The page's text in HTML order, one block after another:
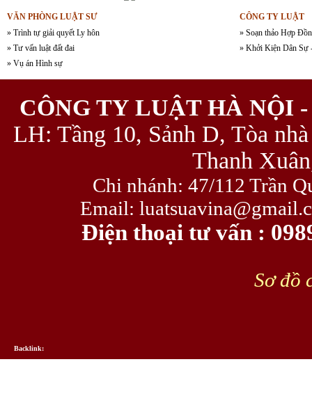
VĂN PHÒNG LUẬT SƯ
» Trình tự giải quyết Ly hôn
» Tư vấn luật đất đai
» Vụ án Hình sự
CÔNG TY LUẬT
» Soạn thảo Hợp
» Khởi Kiện Dân Sự
CÔNG TY LUẬT HÀ NỘI
LH: Tầng 10, Sảnh D, Tòa
Thanh
Chi nhánh: 47/112 Trần
Email:
Điện thoại tư vấn :
Sơ đồ
Backlink: